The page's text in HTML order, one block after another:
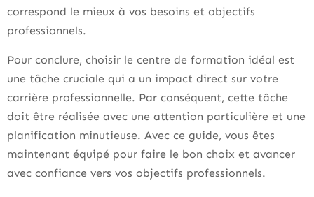
correspond le mieux à vos besoins et objectifs
professionnels.
Pour conclure, choisir le centre de formation idéal est
une tâche cruciale qui a un impact direct sur votre
carrière professionnelle. Par conséquent, cette tâche
doit être réalisée avec une attention particulière et une
planification minutieuse. Avec ce guide, vous êtes
maintenant équipé pour faire le bon choix et avancer
avec confiance vers vos objectifs professionnels.